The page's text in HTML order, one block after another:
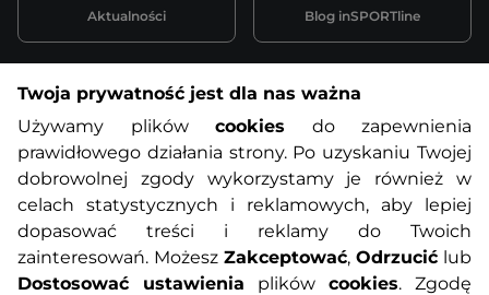
Informacje o zakupach
O nas Regulamin sklepu
Polityka prywatności Koszty przesyłek
Aktualności Blog inSPORTline
Twoja prywatność jest dla nas ważna
Używamy plików cookies do zapewnienia
prawidłowego działania strony. Po uzyskaniu Twojej
dobrowolnej zgody wykorzystamy je również w
celach statystycznych i reklamowych, aby lepiej
dopasować treści i reklamy do Twoich
zainteresowań. Możesz Zakceptować, Odrzucić lub
Dostosować ustawienia plików cookies. Zgodę